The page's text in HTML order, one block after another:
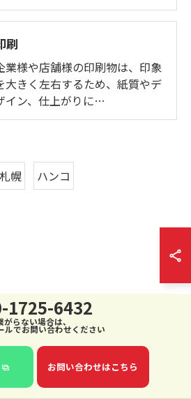
刷
業様や店舗様の印刷物は、印象
大きく左右するため、紙質やデ
イン、仕上がりに…
札幌 ハンコ
1725-6432
がらない場合は、
ルでお問い合わせください
お問い合わせはこちら